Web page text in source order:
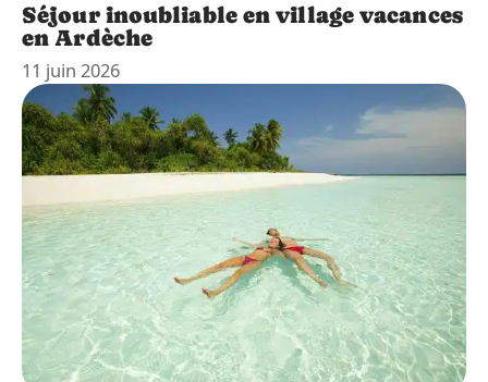
Séjour inoubliable en village vacances
en Ardèche
11 juin 2026